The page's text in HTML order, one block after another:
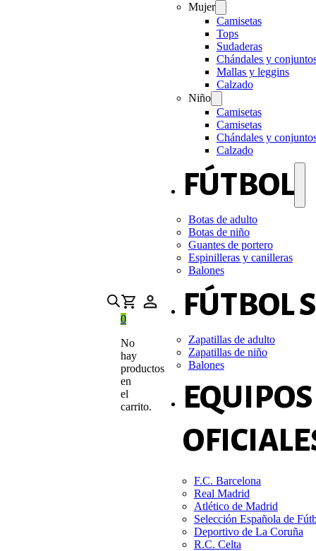
0
No
hay
productos
en
el
carrito.
Mujer
Camisetas
Tops
Sudaderas
Chándales y
Mallas y leggins
Calzado
Niño
Camisetas
Camisetas
Chándales y
Calzado
FÚTBOL
Botas de adulto
Botas de niño
Guantes de portero
Espinilleras y canilleras
Balones
FÚTBOL
Zapatillas de adulto
Zapatillas de niño
Balones
EQUIPOS
F.C. Barcelona
Real Madrid
Atlético de Madrid
Selección Española de
Deportivo de La Coruña
R.C. Celta